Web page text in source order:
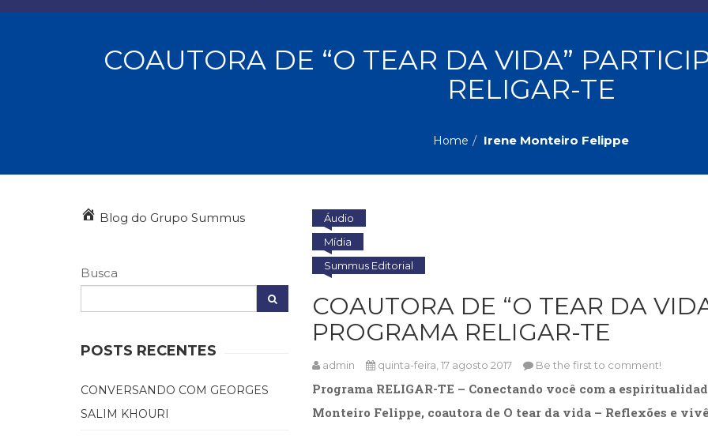
Biografias, Depoimentos, Vivências (104)
Economia, Negócios (31)
PNL (Programação Neurolingüística) (41)
Publicidade, Propaganda e Marketing (33)
Relações Públicas e Comunicação Empresarial
Sem categoria (0)
Treinamento e RH (65)
COAUTORA DE “O TEAR DA VIDA”
RELIGAR-TE
Home Irene Monteiro Felippe
Áudio
Mídia
Summus Editorial
COAUTORA DE “O TEAR DA
PROGRAMA RELIGAR-TE
admin quinta-feira, 17 agosto 2017 Be the first to comment!
Programa RELIGAR-TE – Conectando você com a
Monteiro Felippe, coautora de O tear da vida – Reflexões e
Blog do Grupo Summus
Busca
POSTS RECENTES
CONVERSANDO COM GEORGES
SALIM KHOURI